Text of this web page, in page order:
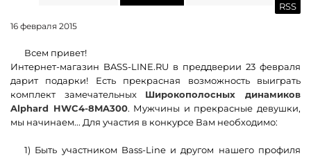
RSS
16 февраля 2015
Всем привет!
Интернет-магазин BASS-LINE.RU в преддверии 23 февраля
дарит подарки! Есть прекрасная возможность выиграть
комплект замечательных Широкополосных динамиков
Alphard HWC4-8MA300. Мужчины и прекрасные девушки,
мы начинаем... Для участия в конкурсе Вам необходимо:
1) Быть участником Bass-Lineи другом нашего профиля